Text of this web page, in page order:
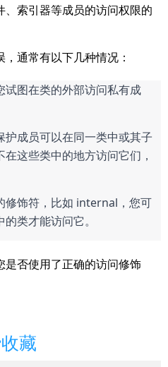
索引器等成员的访问权限的
通常有以下几种情况：
图在类的外部访问私有成
成员可以在同一类中或其子
这些类中的地方访问它们，
修饰符，比如 internal，您可
类才能访问它。
否使用了正确的访问修饰
收藏